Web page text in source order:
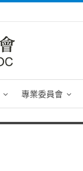
專業委員會